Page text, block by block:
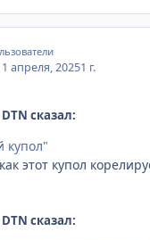
1 апреля, 20251 г.
сказал:
купол"
этот купол
сказал: